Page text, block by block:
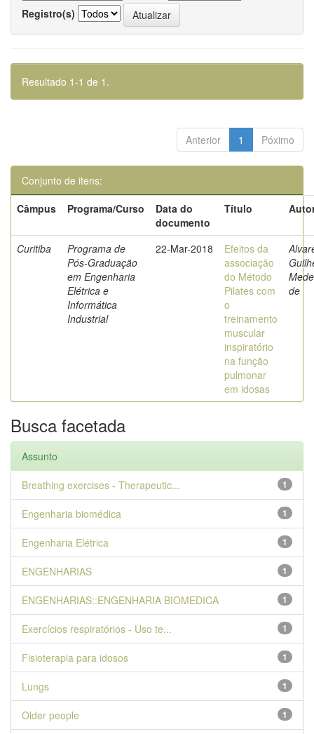
Registro(s)
Resultado 1-1 de 1.
Anterior 1 Póximo
Conjunto de itens:
Câmpus
Programa/Curso
Data do
documento
Título
Curitiba
Programa de
Pós-Graduação
em Engenharia
Elétrica e
Informática
Industrial
22-Mar-2018
Efeitos da
associação
do Método
Pilates com
o
treinamento
muscular
inspiratório
na função
pulmonar
em idosas
de
Busca facetada
Assunto
1
Breathing exercises - Therapeutic...
1
Engenharia biomédica
1
Engenharia Elétrica
1
ENGENHARIAS
1
ENGENHARIAS::ENGENHARIA BIOMEDICA
1
Exercícios respiratórios - Uso te...
1
Fisioterapia para idosos
1
Lungs
1
Older people